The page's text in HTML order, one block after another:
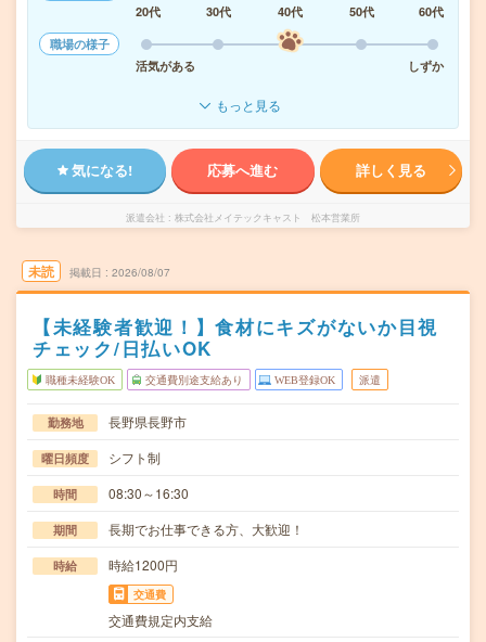
20代
30代 40代 50代
60代
職場の様子
活気がある
しずか
もっと見る
気になる! 応募へ進む 詳しく見る
派遣会社 株式会社メイテックキャスト 松本営業所
未読 掲載日 2026/08/07
【未経験者歓迎！】食材にキズがないか目視
チェック/日払いOK
職種未経験OK 交通費別途支給あり WEB登録OK 派遣
勤務地 長野県長野市
曜日頻度 シフト制
時間 08:30～16:30
期間 長期でお仕事できる方、大歓迎！
時給 時給1200円
交通費
交通費規定内支給